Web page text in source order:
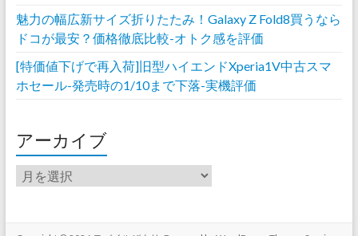
魅力の幅広新サイズ折りたたみ！Galaxy Z Fold8買うなら
ドコが最安？価格徹底比較-オトク感を評価
[特価値下げで再入荷]旧型ハイエンドXperia1V中古スマ
ホセール-発売時の1/10まで下落-実機評価
アーカイブ
ア
ー